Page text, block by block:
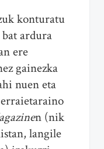
konturatu
ardura
ere
gainezka
nuen eta
n (nik
langile